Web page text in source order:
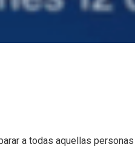
a todas aquellas personas